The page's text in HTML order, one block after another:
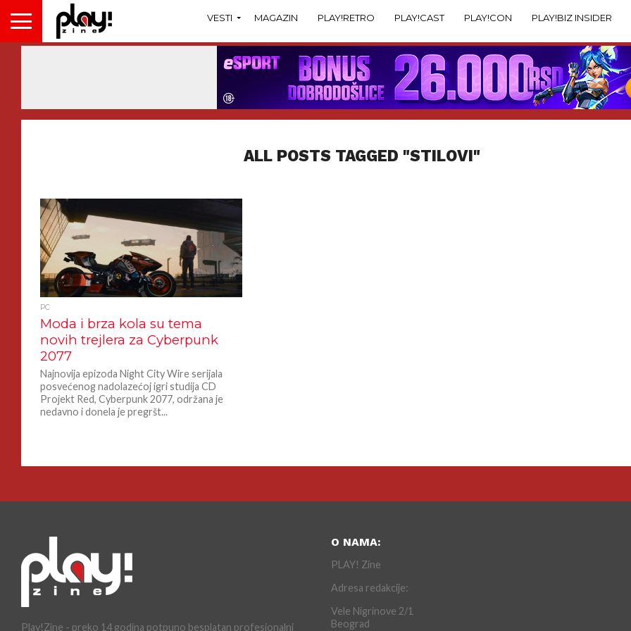
VESTI MAGAZIN PLAY!RETRO PLAY!CAST PLAY!CON PLAY!BIZ INSIDER
ALL POSTS TAGGED "STILOVI"
PC
Moda i brza kola su tema
novih trejlera za Cyberpunk
2077
Najnovija epizoda Night City Wire serijala
posvećenog nadolazećoj igri studija CD
Projekt Red, Cyberpunk 2077, održana je
nedavno i donela je pregršt...
Play!Zine - preko 14 godina potpuno besplatan profesionalni
O NAMA:
PLAY! Zine
Adresa redakcije:
Vele Nigrinove 2/1
Beograd